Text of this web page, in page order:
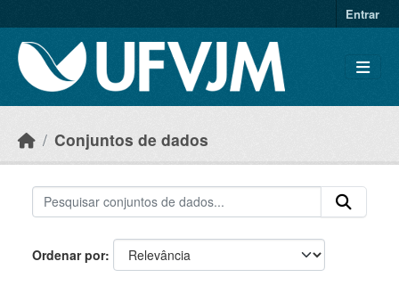
Entrar
Conjuntos de dados
Ordenar por